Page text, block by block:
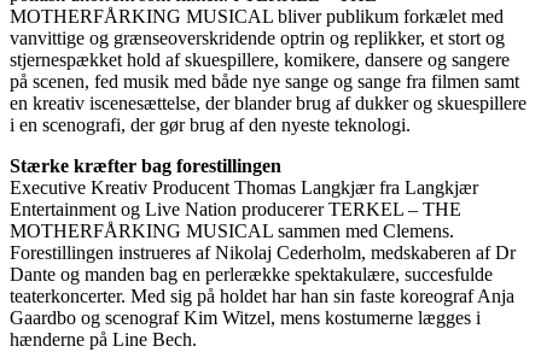
MOTHERFÅRKING MUSICAL bliver publikum forkælet med
vanvittige og grænseoverskridende optrin og replikker, et stort og
stjernespækket hold af skuespillere, komikere, dansere og sangere
på scenen, fed musik med både nye sange og sange fra filmen samt
en kreativ iscenesættelse, der blander brug af dukker og skuespillere
i en scenografi, der gør brug af den nyeste teknologi.
Stærke kræfter bag forestillingen
Executive Kreativ Producent Thomas Langkjær fra Langkjær
Entertainment og Live Nation producerer TERKEL – THE
MOTHERFÅRKING MUSICAL sammen med Clemens.
Forestillingen instrueres af Nikolaj Cederholm, medskaberen af Dr
Dante og manden bag en perlerække spektakulære, succesfulde
teaterkoncerter. Med sig på holdet har han sin faste koreograf Anja
Gaardbo og scenograf Kim Witzel, mens kostumerne lægges i
hænderne på Line Bech.